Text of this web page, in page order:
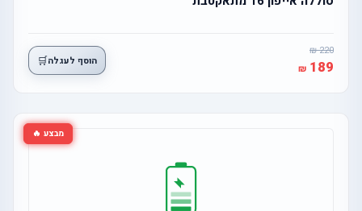
220
189 הוסף לעגלה🛒
מבצע 🔥